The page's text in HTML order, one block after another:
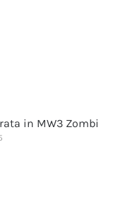
in MW3 Zombi